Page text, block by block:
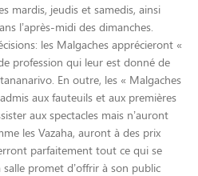
mardis, jeudis et samedis, ainsi
l’après-midi des dimanches.
les Malgaches apprécieront «
profession qui leur est donné de
En outre, les « Malgaches
aux fauteuils et aux premières
aux spectacles mais n’auront
les Vazaha, auront à des prix
parfaitement tout ce qui se
salle promet d’offrir à son public